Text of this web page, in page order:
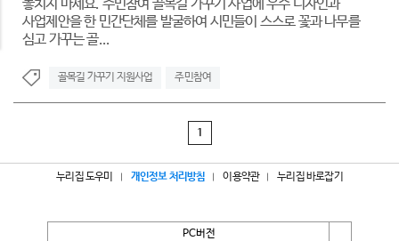
놓치지 마세요. 주민참여 골목길 가꾸기 사업에 우수 디자인과
사업제안을 한 민간단체를 발굴하여 시민들이 스스로 꽃과 나무를
심고 가꾸는 골...
골목길 가꾸기 지원사업 주민참여
1
누리집 도우미 개인정보 처리방침 이용약관 누리집 바로잡기
PC버전